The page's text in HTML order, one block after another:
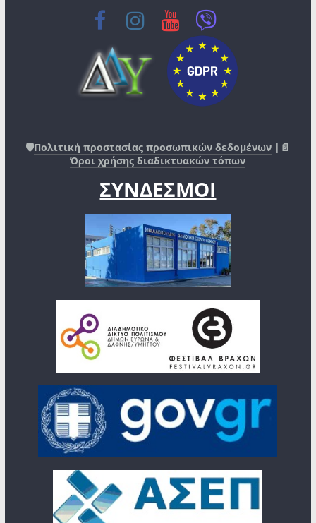
🛡️Πολιτική προστασίας προσωπικών δεδομένων |📄
Όροι χρήσης διαδικτυακών τόπων
ΣΥΝΔΕΣΜΟΙ